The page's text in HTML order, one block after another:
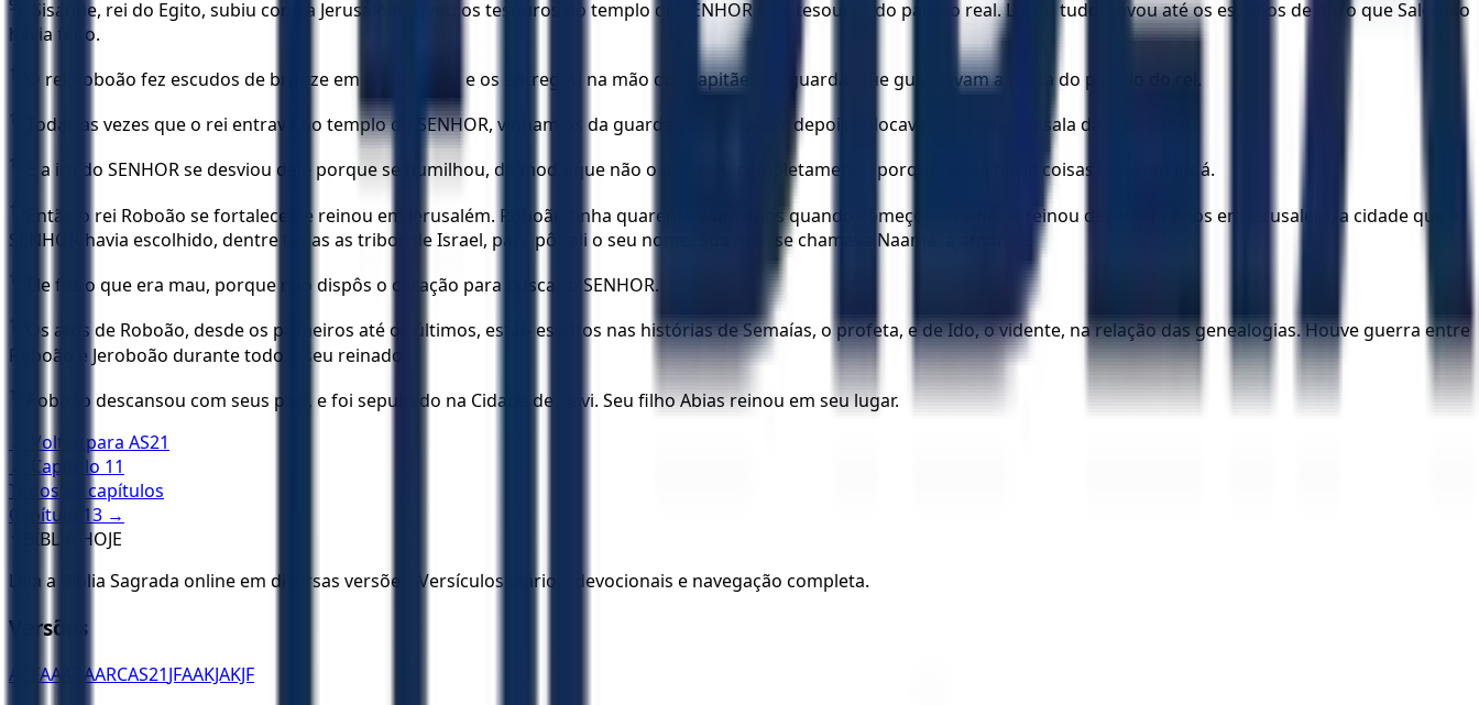
E Sisaque, rei do Egito, subiu contra Jerusalém, levou os tesouros do templo do SENHOR e os tesouros do palácio real. Levou tudo. Levou até os escudos de ouro que Salomão
havia feito.
10 O rei Roboão fez escudos de bronze em lugar deles, e os entregou na mão dos capitães da guarda, que guardavam a porta do palácio do rei.
11 Todas as vezes que o rei entrava no templo do SENHOR, vinham os da guarda e os levavam; depois colocavam de volta na sala da guarda.
12 E a ira do SENHOR se desviou dele porque se humilhou, de modo que não o destruiu completamente; porque ainda havia coisas boas em Judá.
13
Então o rei Roboão se fortaleceu e reinou em Jerusalém. Roboão tinha quarenta e um anos quando começou a reinar, e reinou dezessete anos em Jerusalém, a cidade que o
SENHOR havia escolhido, dentre todas as tribos de Israel, para pôr ali o seu nome. Sua mãe se chamava Naamá, a amonita.
14 Ele fez o que era mau, porque não dispôs o coração para buscar o SENHOR.
15
Os atos de Roboão, desde os primeiros até os últimos, estão escritos nas histórias de Semaías, o profeta, e de Ido, o vidente, na relação das genealogias. Houve guerra entre
Roboão e Jeroboão durante todo o seu reinado.
16
Roboão descansou com seus pais, e foi sepultado na Cidade de Davi. Seu filho Abias reinou em seu lugar.
← Voltar para AS21
← Capítulo 11
Todos os capítulos
Capítulo
13 →
BÍBLIA HOJE
Leia a Bíblia Sagrada online em diversas versões. Versículos diários, devocionais e navegação completa.
Versões
ACFAA ARAARCAS21JFAAKJAKJF